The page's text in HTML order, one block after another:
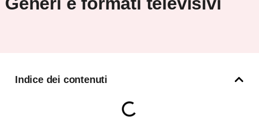
Indice dei contenuti